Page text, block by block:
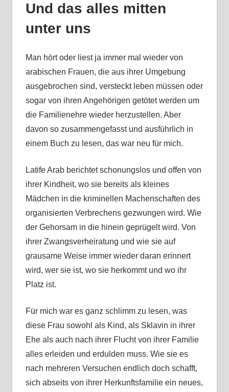
Und das alles mitten
unter uns
Man hört oder liest ja immer mal wieder von
arabischen Frauen, die aus ihrer Umgebung
ausgebrochen sind, versteckt leben müssen oder
sogar von ihren Angehörigen getötet werden um
die Familienehre wieder herzustellen. Aber
davon so zusammengefasst und ausführlich in
einem Buch zu lesen, das war neu für mich.
Latife Arab berichtet schonungslos und offen von
ihrer Kindheit, wo sie bereits als kleines
Mädchen in die kriminellen Machenschaften des
organisierten Verbrechens gezwungen wird. Wie
der Gehorsam in die hinein geprügelt wird. Von
ihrer Zwangsverheiratung und wie sie auf
grausame Weise immer wieder daran erinnert
wird, wer sie ist, wo sie herkommt und wo ihr
Platz ist.
Für mich war es ganz schlimm zu lesen, was
diese Frau sowohl als Kind, als Sklavin in ihrer
Ehe als auch nach ihrer Flucht von ihrer Familie
alles erleiden und erdulden muss. Wie sie es
nach mehreren Versuchen endlich doch schafft,
sich abseits von ihrer Herkunftsfamilie ein neues,